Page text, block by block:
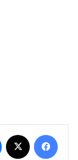
فيسبوك